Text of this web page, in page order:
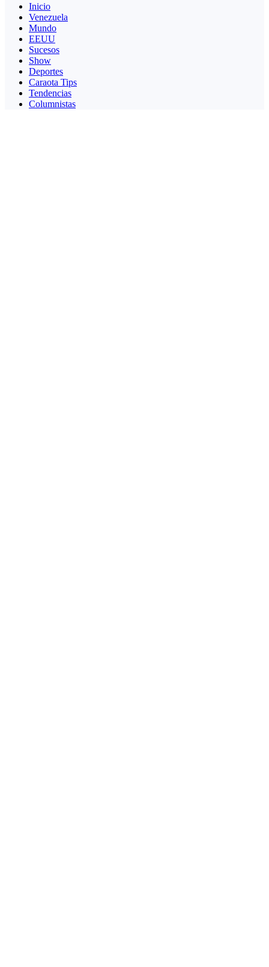
Inicio
Venezuela
Mundo
EEUU
Sucesos
Show
Deportes
Caraota Tips
Tendencias
Columnistas